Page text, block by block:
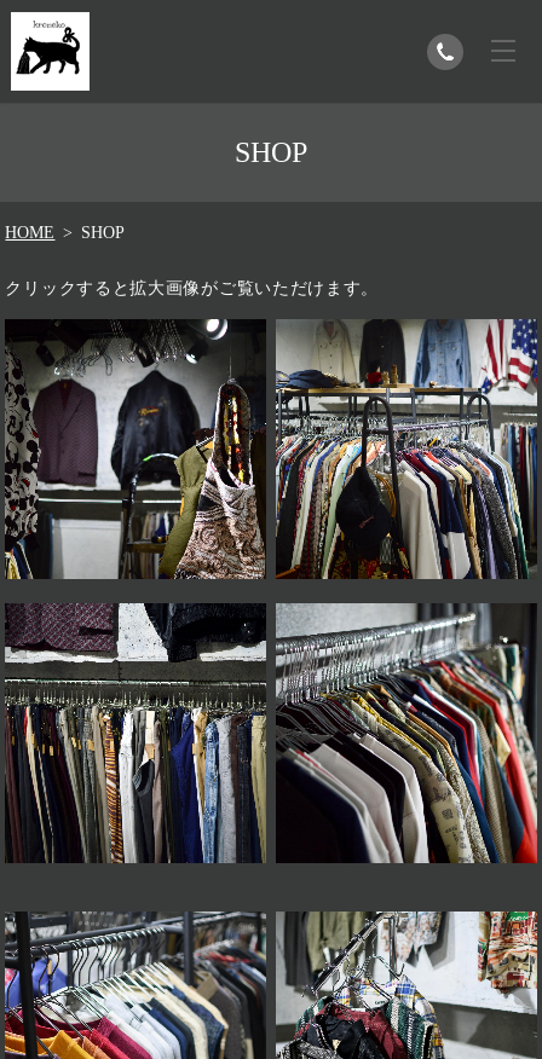
SHOP
HOME SHOP
クリックすると拡大画像がご覧いただけます。